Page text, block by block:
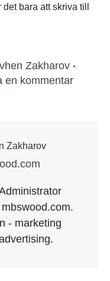
bara att skriva till
Zakharov
en kommentar
Zakharov
- marketing